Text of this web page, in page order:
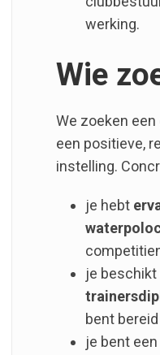
werking.
Wie
We zoeken
een positieve,
instelling.
je hebt
je beschikt
bent
je bent